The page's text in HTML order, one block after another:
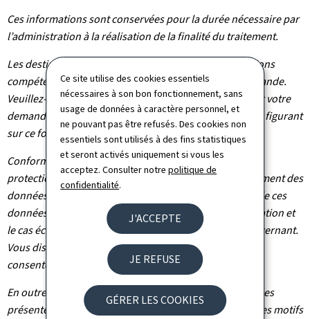
Ce site utilise des cookies essentiels
nécessaires à son bon fonctionnement, sans
usage de données à caractère personnel, et
ne pouvant pas être refusés. Des cookies non
essentiels sont utilisés à des fins statistiques
et seront activés uniquement si vous les
acceptez. Consulter notrepolitique de
confidentialité.
J'ACCEPTE
JE REFUSE
GÉRER LES COOKIES
Ces informations sont conservées pour la durée nécessaire par
l’administration à la réalisation de la finalité du traitement.
Les destinataires de vos données sont les administrations
compétentes dans le cadre du traitement de votre demande.
Veuillez-vous adresser à l’administration concernée par votre
demande pour connaître les destinataires des données figurant
sur ce formulaire.
Conformément au règlement (UE) 2016/679 relatif à la
protection des personnes physiques à l'égard du traitement des
données à caractère personnel et à la libre circulation de ces
données, vous bénéficiez d’un droit d’accès, de rectification et
le cas échéant d’effacement des informations vous concernant.
Vous disposez également du droit de retirer votre
consentement à tout moment.
En outre et excepté le cas où le traitement de vos données
présente un caractère obligatoire, vous pouvez, pour des motifs